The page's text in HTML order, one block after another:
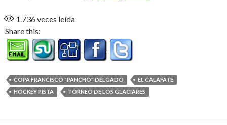
1.736veces leída
Share this:
COPA FRANCISCO "PANCHO" DELGADO
EL CALAFATE
HOCKEY PISTA
TORNEO DE LOS GLACIARES